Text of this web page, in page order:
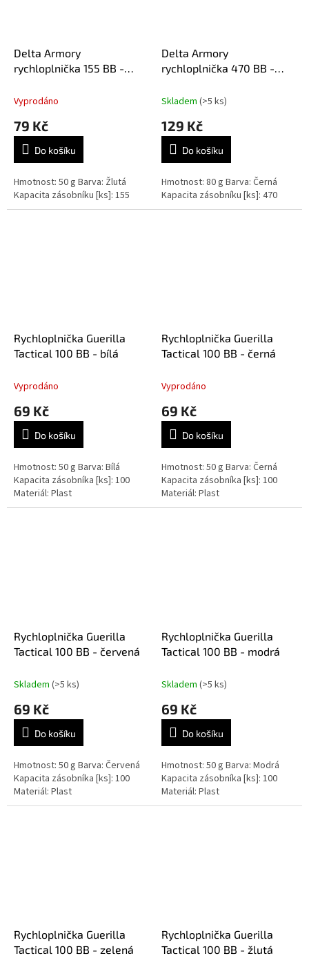
Delta Armory
rychloplnička 155 BB -
Vyprodáno
79 Kč
Do košíku
Hmotnost: 50 g Barva: Žlutá
Kapacita zásobníku [ks]: 155
Delta Armory
rychloplnička 470 BB -
Skladem (>5 ks)
129 Kč
Do košíku
Hmotnost: 80 g Barva: Černá
Kapacita zásobníku [ks]: 470
Rychloplnička Guerilla
Tactical 100 BB - bílá
Vyprodáno
69 Kč
Do košíku
Hmotnost: 50 g Barva: Bílá
Kapacita zásobníka [ks]: 100
Materiál: Plast
Rychloplnička Guerilla
Tactical 100 BB - černá
Vyprodáno
69 Kč
Do košíku
Hmotnost: 50 g Barva: Černá
Kapacita zásobníka [ks]: 100
Materiál: Plast
Rychloplnička Guerilla
Tactical 100 BB - červená
Skladem (>5 ks)
69 Kč
Do košíku
Hmotnost: 50 g Barva: Červená
Kapacita zásobníka [ks]: 100
Materiál: Plast
Rychloplnička Guerilla
Tactical 100 BB - modrá
Skladem (>5 ks)
69 Kč
Do košíku
Hmotnost: 50 g Barva: Modrá
Kapacita zásobníka [ks]: 100
Materiál: Plast
Rychloplnička Guerilla
Tactical 100 BB - zelená
Rychloplnička Guerilla
Tactical 100 BB - žlutá